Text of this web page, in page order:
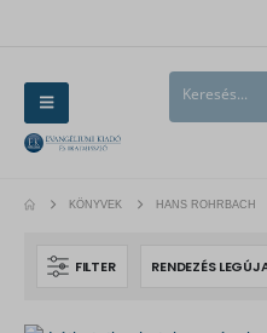
KÖNYVEK HANS ROHRBACH
FILTER